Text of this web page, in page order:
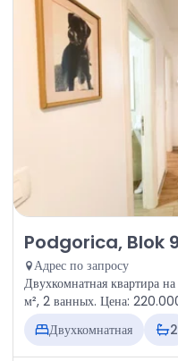
Продажа - Квартира
Podgorica, Blok 9
Адрес по запросу
Двухкомнатная квартира
м², 2 ванных. Цена:
Двухкомнатная
2